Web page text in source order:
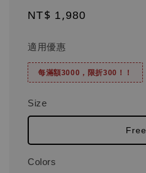
Regular
NT$ 1,980
適用優惠
每滿額3000，限折300！！
Size
Free
Colors